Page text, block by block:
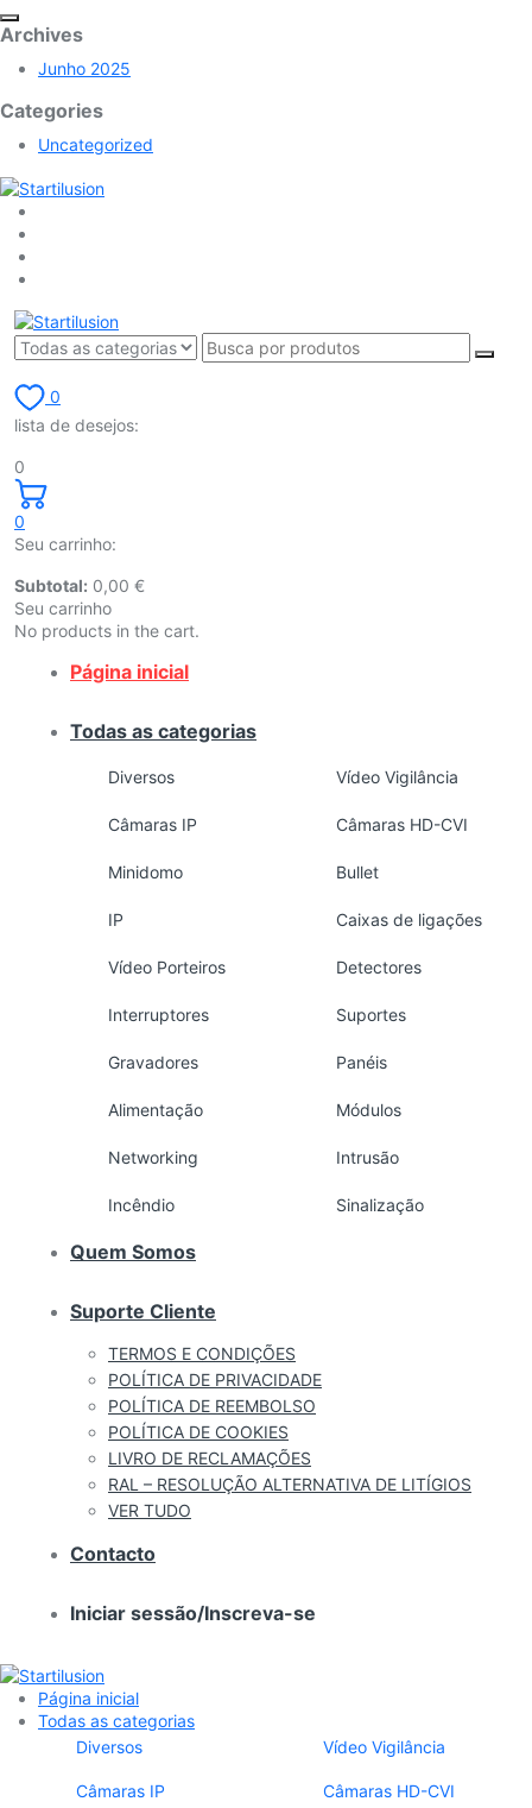
Archives
Junho 2025
Categories
Uncategorized
0
lista de desejos:
0
0
Seu carrinho:
Subtotal: 0,00 €
Seu carrinho
No products in the cart.
Página inicial
Todas as categorias
Diversos Vídeo Vigilância
Câmaras IP Câmaras HD-CVI
Minidomo Bullet
IP Caixas de ligações
Vídeo Porteiros Detectores
Interruptores Suportes
Gravadores Panéis
Alimentação Módulos
Networking Intrusão
Incêndio Sinalização
Quem Somos
Suporte Cliente
TERMOS E CONDIÇÕES
POLÍTICA DE PRIVACIDADE
POLÍTICA DE REEMBOLSO
POLÍTICA DE COOKIES
LIVRO DE RECLAMAÇÕES
RAL – RESOLUÇÃO ALTERNATIVA DE LITÍGIOS
VER TUDO
Contacto
Iniciar sessão/Inscreva-se
Página inicial
Todas as categorias
Diversos
Vídeo Vigilância
Câmaras IP Câmaras HD-CVI